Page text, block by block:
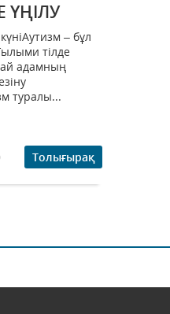
ҮҢІЛУ
– бұл
тілде
адамның
туралы...
Толығырақ